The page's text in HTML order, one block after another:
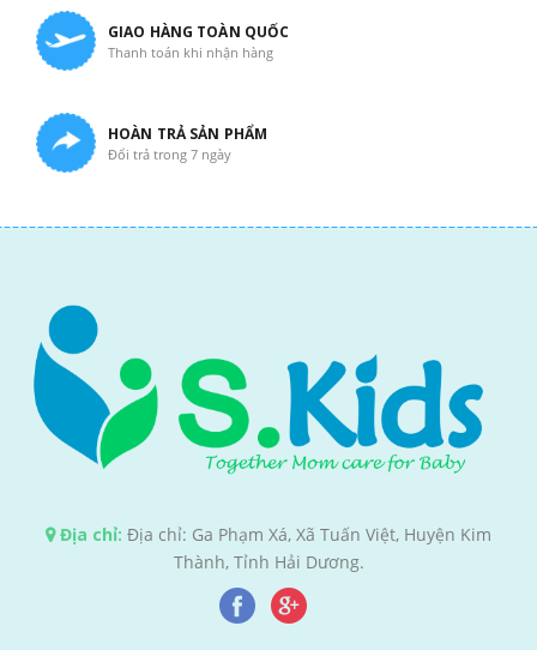
GIAO HÀNG TOÀN QUỐC
Thanh toán khi nhận hàng
HOÀN TRẢ SẢN PHẨM
Đổi trả trong 7 ngày
Địa chỉ: Địa chỉ: Ga Phạm Xá, Xã Tuấn Việt, Huyện Kim
Thành, Tỉnh Hải Dương.